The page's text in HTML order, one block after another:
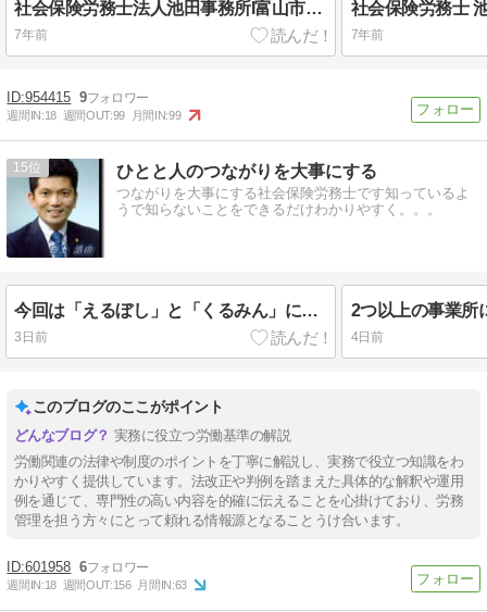
社会保険労務士法人池田事務所Ι富山市の特定社労士fc2
7年前
社会保険労務士
7年前
954415 9
週間IN:18 週間OUT:99 月間IN:99
15 ひとと人のつながりを大事にする
つながりを大事にする社会保険労務士です知っているよ
うで知らないことをできるだけわかりやすく。。。
今回は「えるぼし」と「くるみん」についてざっくり…
3日前 4日前
このブログのここがポイント
実務に役立つ労働基準の解説
労働関連の法律や制度のポイントを丁寧に解説し、実務で役立つ知識をわ
かりやすく提供しています。法改正や判例を踏まえた具体的な解釈や運用
例を通じて、専門性の高い内容を的確に伝えることを心掛けており、労務
管理を担う方々にとって頼れる情報源となることうけ合います。
601958 6
週間IN:18 週間OUT:156 月間IN:63